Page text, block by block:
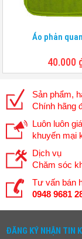
Áo phản
40.000
Sản phẩm,
Chính hãng
Luôn luôn
khuyến mại
Dịch vụ
Chăm sóc
Tư vấn bán
0948 9681
ĐĂNG KÝ NHẬN TIN